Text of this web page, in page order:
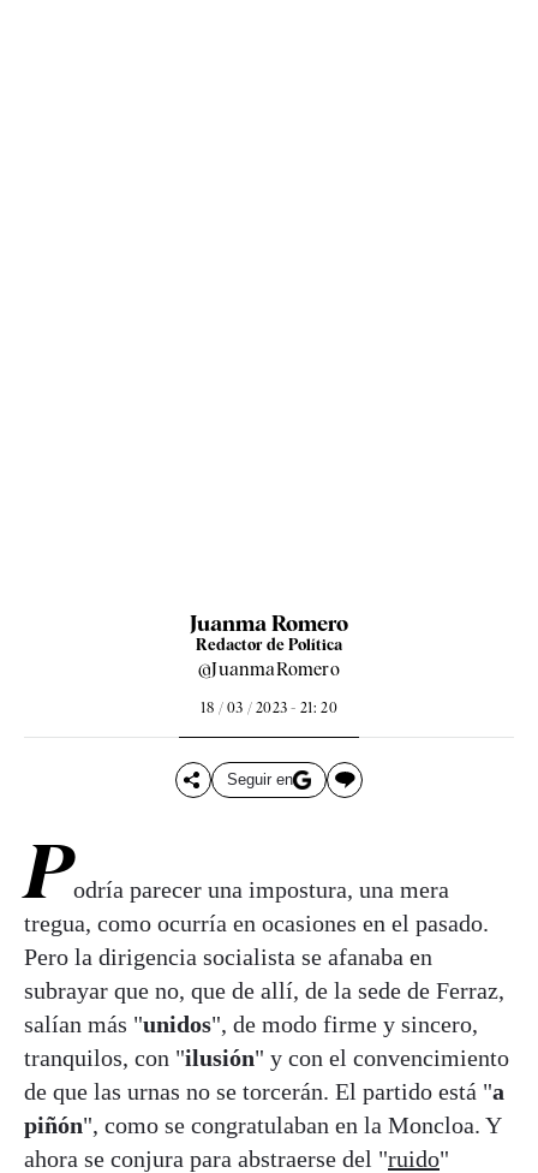
Juanma Romero
Redactor de Política
@JuanmaRomero
18 / 03 / 2023 - 21: 20
Seguir en
Podría parecer una impostura, una mera
tregua, como ocurría en ocasiones en el pasado.
Pero la dirigencia socialista se afanaba en
subrayar que no, que de allí, de la sede de Ferraz,
salían más "unidos", de modo firme y sincero,
tranquilos, con "ilusión" y con el convencimiento
de que las urnas no se torcerán. El partido está "a
piñón", como se congratulaban en la Moncloa. Y
ahora se conjura para abstraerse del "ruido"